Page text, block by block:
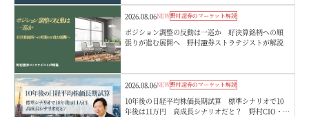
2026.08.06NEW野村證券のマーケット解説
ポジション調整の反動は一巡か 好決算銘柄への順
張りが進む展開へ 野村證券ストラテジストが解説
2026.08.06NEW野村證券のマーケット解説
10年後の日経平均株価長期試算 標準シナリオで10
年後は11万円 高成長シナリオだと？ 野村CIO・宮